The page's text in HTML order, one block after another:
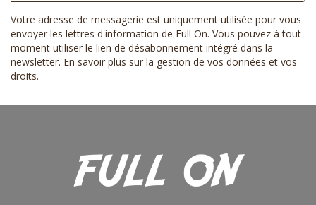
Votre adresse de messagerie est uniquement utilisée pour vous
envoyer les lettres d'information de Full On. Vous pouvez à tout
moment utiliser le lien de désabonnement intégré dans la
newsletter. En savoir plus sur la gestion de vos données et vos
droits.